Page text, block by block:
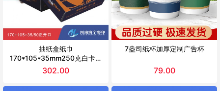
抽纸盒纸巾
170*105*35mm250克白卡覆
哑膜、170*105*50mm300克
白卡覆哑膜1000盒起小批量定
制
302.00
7盎司纸杯加厚定制广告杯
79.00